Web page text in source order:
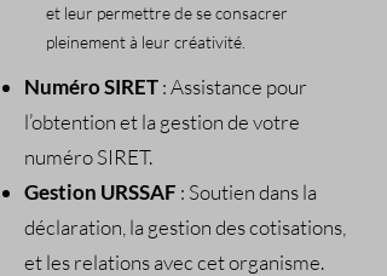
et leur permettre de se consacrer
pleinement à leur créativité.
Numéro SIRET: Assistance pour
l’obtention et la gestion de votre
numéro SIRET.
Gestion URSSAF : Soutien dans la
déclaration, la gestion des cotisations,
et les relations avec cet organisme.